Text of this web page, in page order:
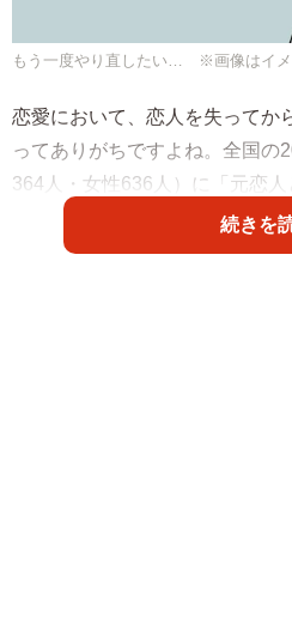
もう一度やり直したい… ※画像はイメ
恋愛において、恋人を失ってか
ってありがちですよね。全国の
364人・女性636人）に「元恋人
と聞いたところ、男性は3割、
を戻したいと思う」と回答しま
続きを